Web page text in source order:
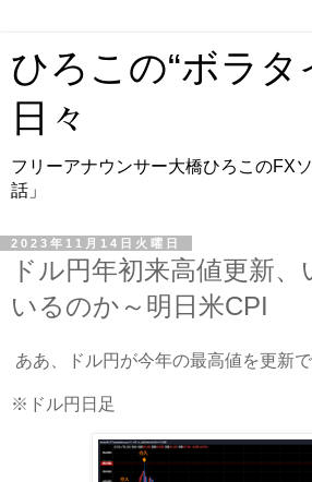
ひろこの“ボラタ
日々
フリーアナウンサー大橋ひろこのFX
話」
2023年11月14日火曜日
ドル円年初来高値更新
いるのか～明日米CPI
ああ、ドル円が今年の最高値を更新で
※ドル円日足